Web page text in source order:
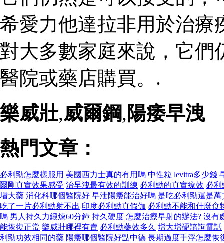
希愛力他達拉非用於治療
對大多數家庭來說，它們
醫院或藥店購買。.
樂威壯,威爾鋼, 陽痿早洩
熱門文章：
必利勁怎麼樣服用 美國西力士真的有用嗎 中性粒 levitra多少錢
爾剛真實效果感受 治早洩最有效的訓練 必利勁的真實療效 必
增大藥 消化科哪個醫院好 早泄陽痿能治好嗎 是吃必利勁還是萬
吃了一片必利勁射不出 印度必利勁真假伽 必利勁不能和什麼食
嗎 男人持久力鍛煉60分鐘 持久硬度 怎麼治療早射的辦法? 沒有
能恢復正常 樂威壯哪裡有賣 必利勁藥效多久 增大增硬諮詢電話
利勁功效相同的藥 陽痿哪個醫院好點中德 長期過度手浮怎麼恢